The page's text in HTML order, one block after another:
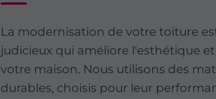
La modernisation de votre toiture
judicieux qui améliore l'esthétique
votre maison. Nous utilisons des
durables, choisis pour leur